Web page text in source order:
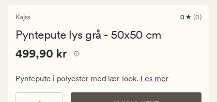
Kajsa
0
0 (0)
Pyntepute lys grå - 50x50 cm
Pris
499,90
Vanlig
pris
Pris 499,90 kr
499,90 kr
Pyntepute i polyester med lær-look. Les mer